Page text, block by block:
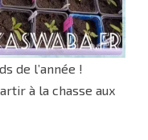
de l’année !
à la chasse aux